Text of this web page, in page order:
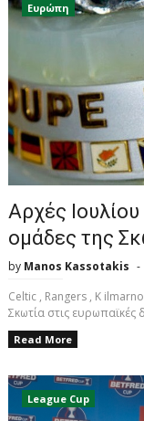
Ευρώπη
Αρχές
ομάδες της
by Manos Kassotakis
Celtic , Rangers , Κ
Σκωτία στις ευρωπαϊκές
Read More
League Cup